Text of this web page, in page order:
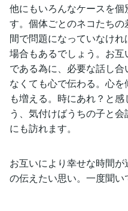
他にもいろんなケースを
す。個体ごとのネコたち
間で問題になっていなけ
場合もあるでしょう。お
である為に、必要な話し
なくても心で伝わる。心
も増える。時にあれ？と
う、気付けばうちの子と
にも訪れます。
お互いにより幸せな時間
の伝えたい思い。一度聞い